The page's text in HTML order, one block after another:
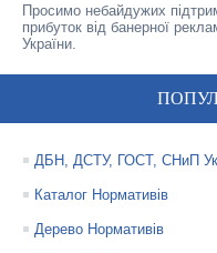
Просимо небайдужих
прибуток від банерної
України.
ДБН, ДСТУ, ГОСТ, СНиП
Каталог Нормативів
Дерево Нормативів